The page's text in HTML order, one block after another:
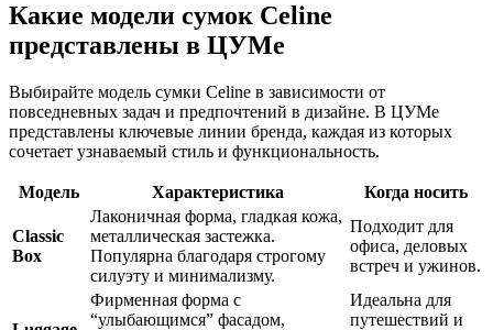
Какие модели сумок Celine
представлены в ЦУМе
Выбирайте модель сумки Celine в зависимости от
повседневных задач и предпочтений в дизайне. В ЦУМе
представлены ключевые линии бренда, каждая из которых
сочетает узнаваемый стиль и функциональность.
Модель Характеристика Когда носить
Classic
Box
Лаконичная форма, гладкая кожа,
металлическая застежка.
Популярна благодаря строгому
силуэту и минимализму.
Подходит для
офиса, деловых
встреч и ужинов.
Фирменная форма с
“улыбающимся” фасадом,
Идеальна для
путешествий и